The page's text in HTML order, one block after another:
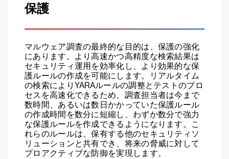
保護
マルウェア調査の最終的な目的は、保護の強化
にあります。より高速かつ高精度な検索結果は
セキュリティ運用を効率化し、より効果的な保
護ルールの作成を可能にします。リアルタイム
の検索によりYARAルールの調整とテストのプロ
セスを高速化できるため、調査担当者は今まで
数時間、あるいは数日かかっていた保護ルール
の作成時間を数分に短縮し、わずか数分で強力
な保護ルールを作成できるようになります。こ
れらのルールは、保有する他のセキュリティソ
リューションと共有でき、将来の脅威に対して
プロアクティブな防御を実現します。